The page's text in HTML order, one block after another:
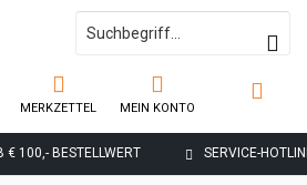
€ 100,- BESTELLWERT SERVICE-
MERKZETTEL MEIN KONTO